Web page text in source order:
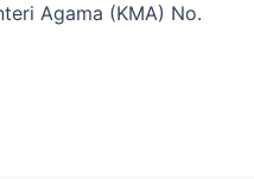
Agama (KMA) No.